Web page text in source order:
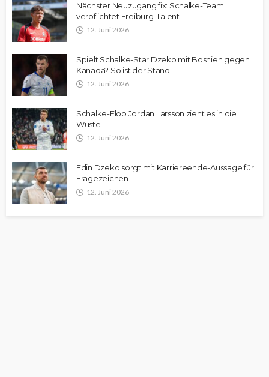
Nächster Neuzugang fix: Schalke-Team
verpflichtet Freiburg-Talent
12. Juni 2026
Spielt Schalke-Star Dzeko mit Bosnien gegen
Kanada? So ist der Stand
12. Juni 2026
Schalke-Flop Jordan Larsson zieht es in die
Wüste
12. Juni 2026
Edin Dzeko sorgt mit Karriereende-Aussage für
Fragezeichen
12. Juni 2026